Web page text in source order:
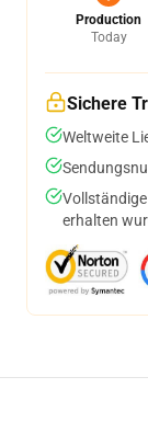
Production
Today
Sichere
Weltweite
erhalten